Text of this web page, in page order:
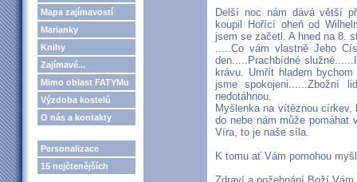
Mapa zajímavostí
Marianky
Knihy
Zajímavé...
Mimo oblast FATYMu
Výzdoba kostelů
O nás a kontakty
Personalizace
15 nejčtenějších
Delší noc nám dává větší
koupil Hořící oheň od
jsem se začetl. A hned na 8.
.....Co vám vlastně Jeho
den.....Prachbídné
krávu. Umřít hladem
jsme spokojeni......Zbožní
nedotáhnou.
Myšlenka na vítěznou
do nebe nám může pomáhat
Víra, to je naše síla.
K tomu ať Vám pomohou